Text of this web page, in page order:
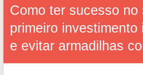
Como ter sucesso no
primeiro investimento
e evitar armadilhas